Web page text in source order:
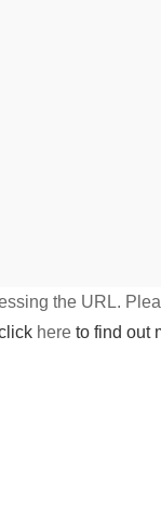
the URL.
here to find out